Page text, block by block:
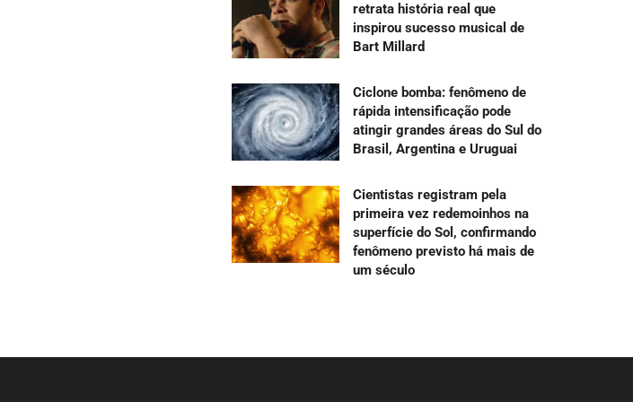
retrata história real que
inspirou sucesso musical de
Bart Millard
Ciclone bomba: fenômeno de
rápida intensificação pode
atingir grandes áreas do Sul do
Brasil, Argentina e Uruguai
Cientistas registram pela
primeira vez redemoinhos na
superfície do Sol, confirmando
fenômeno previsto há mais de
um século